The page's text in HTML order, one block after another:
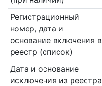
Регистрационный
номер, дата и
основание включения в
реестр (список)
Дата и основание
исключения из реестра